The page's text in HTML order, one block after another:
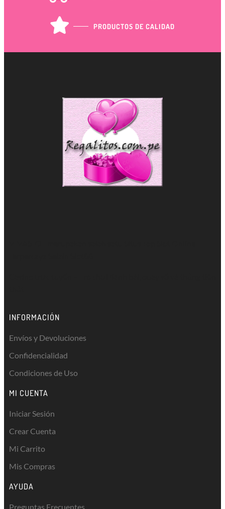
PRODUCTOS DE CALIDAD
INFORMACIÓN
Envíos y Devoluciones
Confidencialidad
Condiciones de Uso
MI CUENTA
Iniciar Sesión
Crear Cuenta
Mi Carrito
Mis Compras
AYUDA
Preguntas Frecuentes